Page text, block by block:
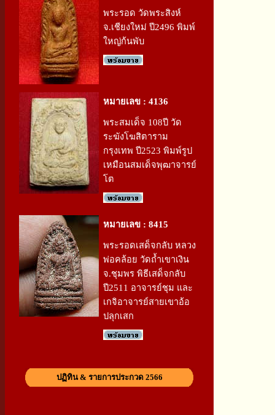
พระรอด วัดพระสิงห์
จ.เชียงใหม่ ปี2496 พิมพ์
ใหญ่ก้นพับ
หมายเลข : 4136
พระสมเด็จ 108ปี วัด
ระฆังโฆสิตาราม
กรุงเทพ ปี2523 พิมพ์รูป
เหมือนสมเด็จพุฒาจารย์
โต
หมายเลข : 8415
พระรอดเสด็จกลับ หลวง
พ่อคล้อย วัดถ้ำเขาเงิน
จ.ชุมพร พิธีเสด็จกลับ
ปี2511 อาจารย์ชุม และ
เกจิอาจารย์สายเขาอ้อ
ปลุกเสก
ปฏิทิน & รายการประกวด 2566